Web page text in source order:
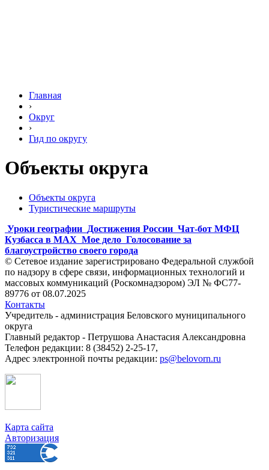
Главная
›
Округ
›
Гид по округу
Объекты округа
Объекты округа
Туристические маршруты
Уроки географии Достижения России Чат-бот МФЦ
Кузбасса в MAX Мое дело Голосование за
благоустройство своего города
© Сетевое издание зарегистрировано Федеральной службой
по надзору в сфере связи, информационных технологий и
массовых коммуникаций (Роскомнадзором) ЭЛ № ФС77-
89776 от 08.07.2025
Контакты
Учредитель - администрация Беловского муниципального
округа
Главный редактор - Петрушова Анастасия Александровна
Телефон редакции: 8 (38452) 2-25-17,
Адрес электронной почты редакции: ps@belovorn.ru
Карта сайта
Авторизация